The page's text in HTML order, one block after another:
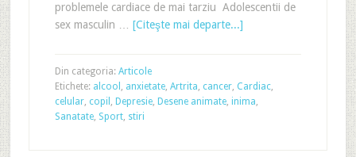
problemele cardiace de mai tarziu Adolescentii de
sex masculin … [Citeşte mai departe...]
Din categoria: Articole
Etichete: alcool , anxietate, Artrita, cancer, Cardiac,
celular, copil , Depresie, Desene animate, inima,
Sanatate, Sport, stiri